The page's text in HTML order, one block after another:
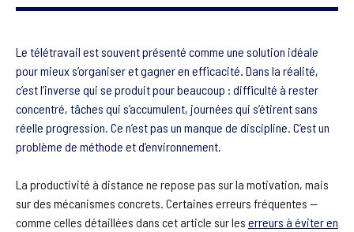
Le télétravail est souvent présenté comme une solution idéale
pour mieux s’organiser et gagner en efficacité. Dans la réalité,
c’est l’inverse qui se produit pour beaucoup : difficulté à rester
concentré, tâches qui s’accumulent, journées qui s’étirent sans
réelle progression. Ce n’est pas un manque de discipline. C’est un
problème de méthode et d’environnement.
La productivité à distance ne repose pas sur la motivation, mais
sur des mécanismes concrets. Certaines erreurs fréquentes —
comme celles détaillées dans cet article sur les erreurs à éviter en